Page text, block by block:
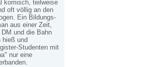
komisch, teilweise
oft völlig an den
Ein Bildungs-
aus einer Zeit,
und die Bahn
hieß und
Studenten mit
nur eine